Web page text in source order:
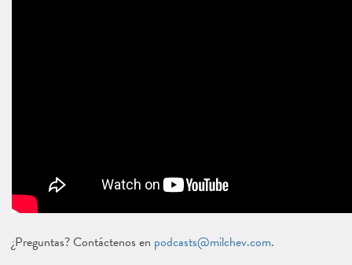
¿Preguntas? Contáctenos en podcasts@milchev.com.